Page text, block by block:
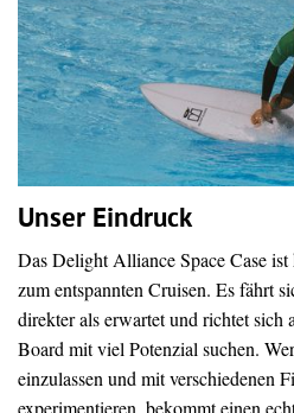
Unser Eindruck
Das Delight Alliance Space Case
zum entspannten Cruisen. Es fährt
direkter als erwartet und richtet sich
Board mit viel Potenzial suchen.
einzulassen und mit verschiedenen